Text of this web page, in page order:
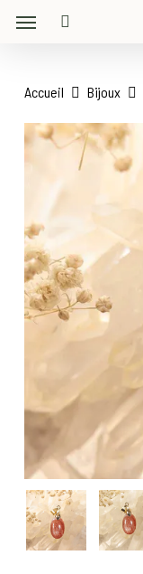
content
Menu
Accueil Bijoux